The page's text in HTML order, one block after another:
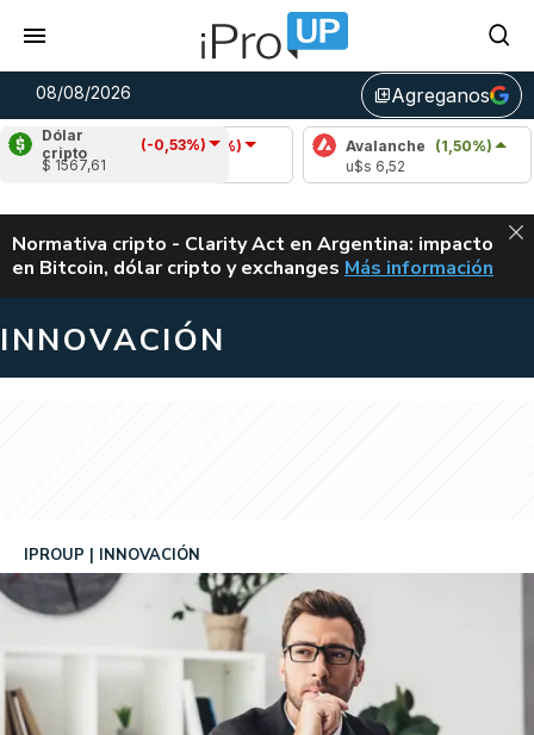
08/08/2026 library_addAgreganos
Dólar
cripto
(-0,53%)
$ 1567,61
Cardano
(-1,15%)
u$s 0,20
Avalanche (1,50%)
ALERTA
Normativa cripto - Clarity Act en Argentina: impacto
en Bitcoin, dólar cripto y exchanges CLARITY ACT EN
Más información
INNOVACIÓN
IPROUP INNOVACIÓN